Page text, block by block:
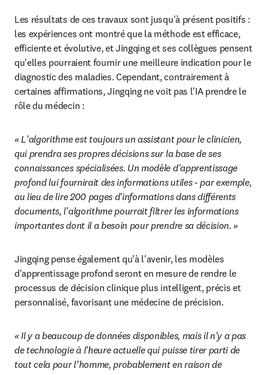
Les résultats de ces travaux sont jusqu'à présent positifs :
les expériences ont montré que la méthode est efficace,
efficiente et évolutive, et Jingqing et ses collègues pensent
qu'elles pourraient fournir une meilleure indication pour le
diagnostic des maladies. Cependant, contrairement à
certaines affirmations, Jingqing ne voit pas l'IA prendre le
rôle du médecin :
« L'algorithme est toujours un assistant pour le clinicien,
qui prendra ses propres décisions sur la base de ses
connaissances spécialisées. Un modèle d'apprentissage
profond lui fournirait des informations utiles - par exemple,
au lieu de lire 200 pages d'informations dans différents
documents, l'algorithme pourrait filtrer les informations
importantes dont il a besoin pour prendre sa décision. »
Jingqing pense également qu'à l'avenir, les modèles
d'apprentissage profond seront en mesure de rendre le
processus de décision clinique plus intelligent, précis et
personnalisé, favorisant une médecine de précision.
« Il y a beaucoup de données disponibles, mais il n'y a pas
de technologie à l'heure actuelle qui puisse tirer parti de
tout cela pour l’homme, probablement en raison de